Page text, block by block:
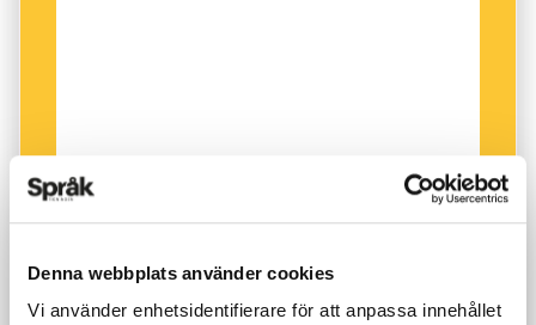
Denna webbplats använder cookies
Vi använder enhetsidentifierare för att anpassa innehållet
Kändisnamn fortsätter att vara en
inspirationskälla för många föräldrar. En av
2012 års raketer var Lykke, där många
förmodligen sneglat på artisten Lykke Li.